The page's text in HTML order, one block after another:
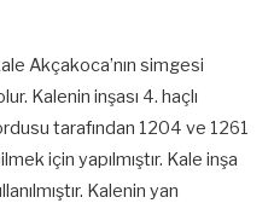
Akçakoca’nın simgesi
Kalenin inşası 4. haçlı
tarafından 1204 ve 1261
için yapılmıştır. Kale inşa
Kalenin yan